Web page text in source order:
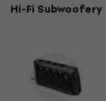
Hi-Fi Subwoofery